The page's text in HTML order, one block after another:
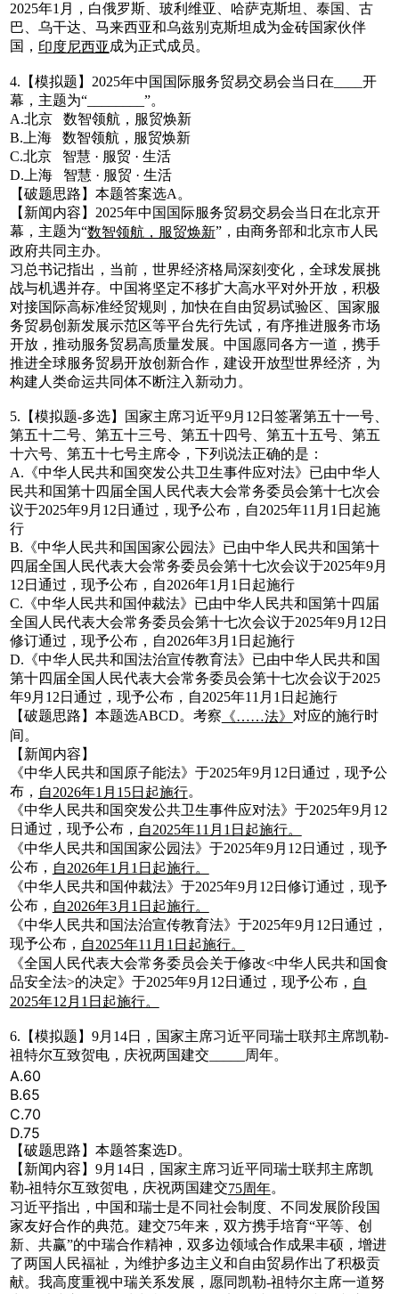
2025年1月，白俄罗斯、玻利维亚、哈萨克斯坦、泰国、古
巴、乌干达、马来西亚和乌兹别克斯坦成为金砖国家伙伴
国， 印度尼西亚 成为正式成员。
4.【模拟题】2025年中国国际服务贸易交易会当日在____开
幕，主题为“________”。
A.北京 数智领航，服贸焕新
B.上海 数智领航，服贸焕新
C.北京 智慧 · 服贸 · 生活
D.上海 智慧 · 服贸 · 生活
【破题思路】本题答案选A。
【新闻内容】2025年中国国际服务贸易交易会当日在北京开
幕，主题为“数智领航，服贸焕新”，由商务部和北京市人民
政府共同主办。
习总书记指出，当前，世界经济格局深刻变化，全球发展挑
战与机遇并存。中国将坚定不移扩大高水平对外开放，积极
对接国际高标准经贸规则，加快在自由贸易试验区、国家服
务贸易创新发展示范区等平台先行先试，有序推进服务市场
开放，推动服务贸易高质量发展。中国愿同各方一道，携手
推进全球服务贸易开放创新合作，建设开放型世界经济，为
构建人类命运共同体不断注入新动力。
5.【模拟题-多选】国家主席习近平9月12日签署第五十一号、
第五十二号、第五十三号、第五十四号、第五十五号、第五
十六号、第五十七号主席令，下列说法正确的是：
A.《中华人民共和国突发公共卫生事件应对法》已由中华人
民共和国第十四届全国人民代表大会常务委员会第十七次会
议于2025年9月12日通过，现予公布，自2025年11月1日起施
行
B.《中华人民共和国国家公园法》已由中华人民共和国第十
四届全国人民代表大会常务委员会第十七次会议于2025年9月
12日通过，现予公布，自2026年1月1日起施行
C.《中华人民共和国仲裁法》已由中华人民共和国第十四届
全国人民代表大会常务委员会第十七次会议于2025年9月12日
修订通过，现予公布，自2026年3月1日起施行
D.《中华人民共和国法治宣传教育法》已由中华人民共和国
第十四届全国人民代表大会常务委员会第十七次会议于2025
年9月12日通过，现予公布，自2025年11月1日起施行
【破题思路】本题选ABCD。考察 《……法》 对应的施行时
间。
【新闻内容】
《中华人民共和国原子能法》于2025年9月12日通过，现予公
布， 自2026年1月15日起施行。
《中华人民共和国突发公共卫生事件应对法》于2025年9月12
日通过，现予公布， 自2025年11月1日起施行。
《中华人民共和国国家公园法》于2025年9月12日通过，现予
公布， 自2026年1月1日起施行。
《中华人民共和国仲裁法》于2025年9月12日修订通过，现予
公布， 自2026年3月1日起施行。
《中华人民共和国法治宣传教育法》于2025年9月12日通过，
现予公布， 自2025年11月1日起施行。
《全国人民代表大会常务委员会关于修改<中华人民共和国食
品安全法>的决定》于2025年9月12日通过，现予公布， 自
2025年12月1日起施行。
6.【模拟题】9月14日，国家主席习近平同瑞士联邦主席凯勒-
祖特尔互致贺电，庆祝两国建交_____周年。
A.60
B.65
C.70
D.75
【破题思路】本题答案选D。
【新闻内容】9月14日，国家主席习近平同瑞士联邦主席凯
勒-祖特尔互致贺电，庆祝两国建交75周年。
习近平指出，中国和瑞士是不同社会制度、不同发展阶段国
家友好合作的典范。建交75年来，双方携手培育“平等、创
新、共赢”的中瑞合作精神，双多边领域合作成果丰硕，增进
了两国人民福祉，为维护多边主义和自由贸易作出了积极贡
献。我高度重视中瑞关系发展，愿同凯勒-祖特尔主席一道努